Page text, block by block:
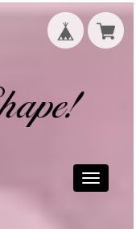
Toggle